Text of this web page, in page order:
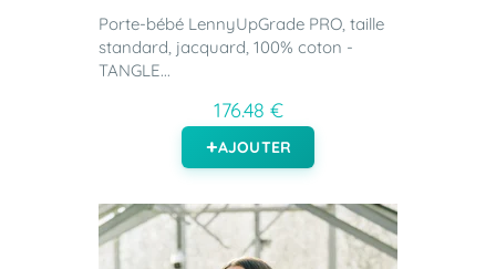
Porte-bébé LennyUpGrade PRO, taille
standard, jacquard, 100% coton -
TANGLE...
176.48 €
AJOUTER